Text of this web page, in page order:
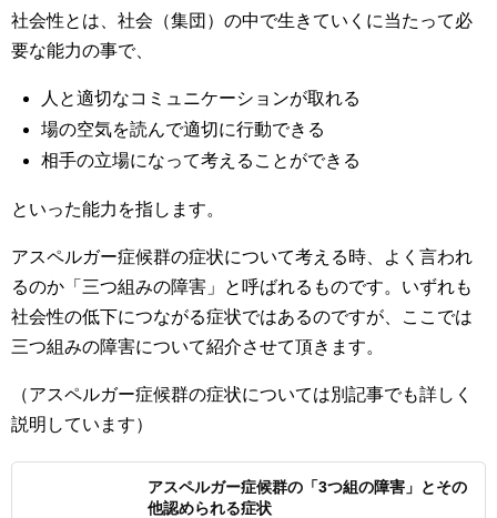
社会性とは、社会（集団）の中で生きていくに当たって必
要な能力の事で、
人と適切なコミュニケーションが取れる
場の空気を読んで適切に行動できる
相手の立場になって考えることができる
といった能力を指します。
アスペルガー症候群の症状について考える時、よく言われ
るのか「三つ組みの障害」と呼ばれるものです。いずれも
社会性の低下につながる症状ではあるのですが、ここでは
三つ組みの障害について紹介させて頂きます。
（アスペルガー症候群の症状については別記事でも詳しく
説明しています）
アスペルガー症候群の「3つ組の障害」とその
他認められる症状